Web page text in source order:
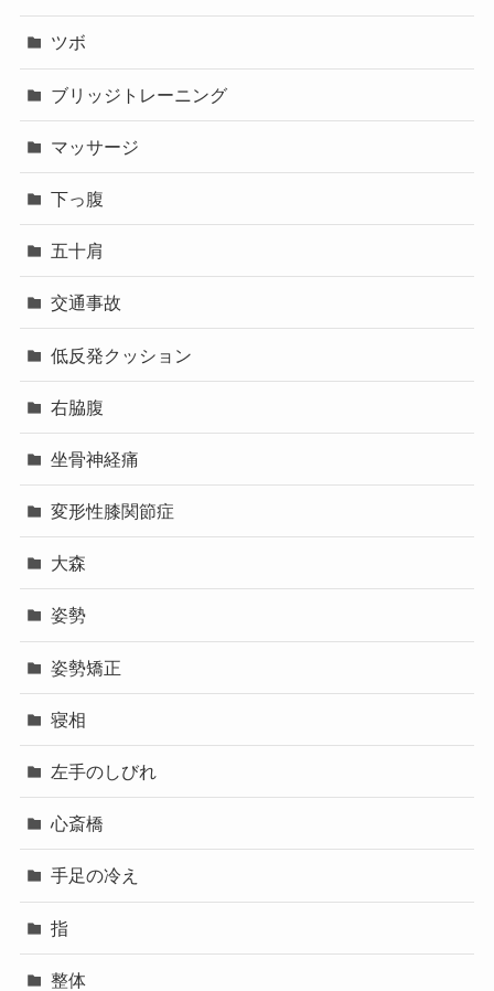
ツボ
ブリッジトレーニング
マッサージ
下っ腹
五十肩
交通事故
低反発クッション
右脇腹
坐骨神経痛
変形性膝関節症
大森
姿勢
姿勢矯正
寝相
左手のしびれ
心斎橋
手足の冷え
指
整体